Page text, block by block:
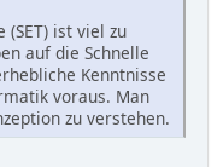
ist viel zu
auf die Schnelle
Kenntnisse
voraus. Man
zu verstehen.